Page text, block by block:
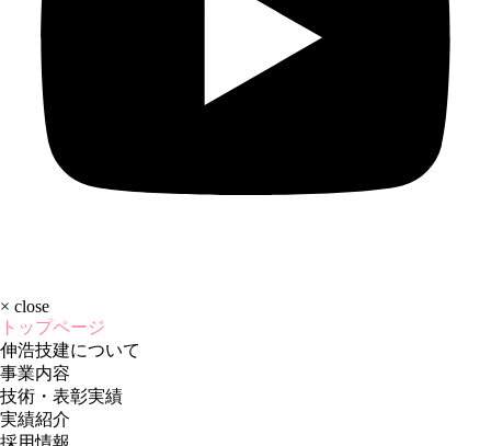
× close
トップページ
伸浩技建について
事業内容
技術・表彰実績
実績紹介
採用情報